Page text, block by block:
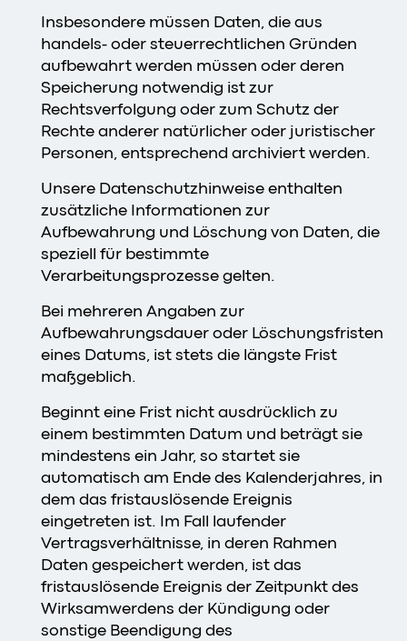
Insbesondere müssen Daten, die aus
handels- oder steuerrechtlichen Gründen
aufbewahrt werden müssen oder deren
Speicherung notwendig ist zur
Rechtsverfolgung oder zum Schutz der
Rechte anderer natürlicher oder juristischer
Personen, entsprechend archiviert werden.
Unsere Datenschutzhinweise enthalten
zusätzliche Informationen zur
Aufbewahrung und Löschung von Daten, die
speziell für bestimmte
Verarbeitungsprozesse gelten.
Bei mehreren Angaben zur
Aufbewahrungsdauer oder Löschungsfristen
eines Datums, ist stets die längste Frist
maßgeblich.
Beginnt eine Frist nicht ausdrücklich zu
einem bestimmten Datum und beträgt sie
mindestens ein Jahr, so startet sie
automatisch am Ende des Kalenderjahres, in
dem das fristauslösende Ereignis
eingetreten ist. Im Fall laufender
Vertragsverhältnisse, in deren Rahmen
Daten gespeichert werden, ist das
fristauslösende Ereignis der Zeitpunkt des
Wirksamwerdens der Kündigung oder
sonstige Beendigung des